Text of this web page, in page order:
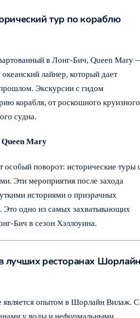
тур по кораблю
в Лонг-Бич, Queen Mary
океанский лайнер, который дает
Экскурсии с гидом
корабля, от роскошного круизного
судна.
Mary
особый поворот: исторические туры
Эти мероприятия после захода
историями о призрачных
Это одно из самых захватывающих
Бич в сезон Хэллоуина.
лучших ресторанах
является опытом в Шорлайн Вилаж. С